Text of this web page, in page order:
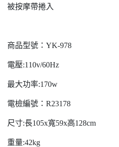
被按摩帶捲入
商品型號：YK-978
電壓:110v/60Hz
最大功率:170w
電檢編號：R23178
尺寸:長105x寬59x高128cm
重量:42kg